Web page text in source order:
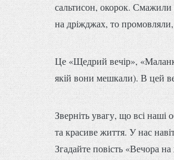
сальтисон, окорок. Смажили
на дріжджах, то промовляли,
Це «Щедрий вечір»,
якій вони мешкали). В цей
Зверніть увагу, що всі наші
та красиве життя. У нас
Згадайте повість «Вечора